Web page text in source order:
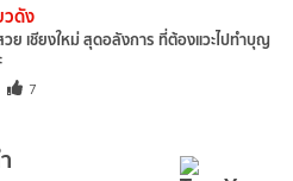
วดัง
ย เชียงใหม่ สุดอลังการ ที่ต้องแวะไปทำบุญ
7